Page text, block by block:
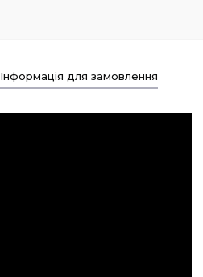
Інформація для замовлення